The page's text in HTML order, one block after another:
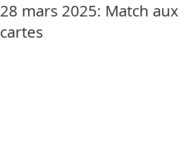
28 mars 2025: Match aux
cartes